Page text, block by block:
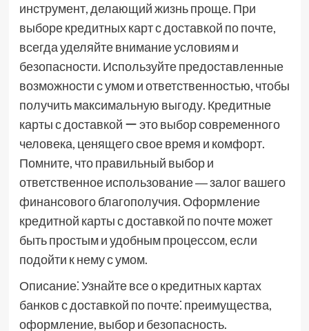
инструмент, делающий жизнь проще. При
выборе кредитных карт с доставкой по почте,
всегда уделяйте внимание условиям и
безопасности. Используйте предоставленные
возможности с умом и ответственностью, чтобы
получить максимальную выгоду. Кредитные
карты с доставкой ー это выбор современного
человека, ценящего свое время и комфорт.
Помните, что правильный выбор и
ответственное использование ― залог вашего
финансового благополучия. Оформление
кредитной карты с доставкой по почте может
быть простым и удобным процессом, если
подойти к нему с умом.
Описание⁚ Узнайте все о кредитных картах
банков с доставкой по почте⁚ преимущества,
оформление, выбор и безопасность.